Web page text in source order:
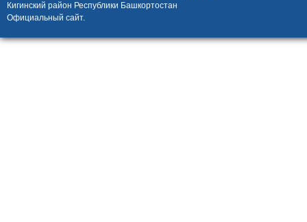
Кигинский район Республики Башкортостан
Официальный сайт.